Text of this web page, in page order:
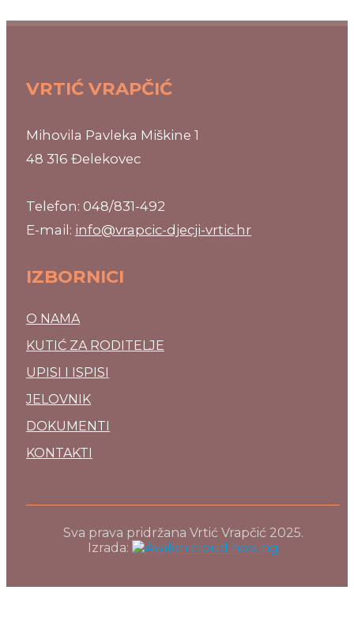
VRTIĆ VRAPČIĆ
Mihovila Pavleka Miškine 1
48 316 Đelekovec
Telefon: 048/831-492
E-mail: info@vrapcic-djecji-vrtic.hr
IZBORNICI
O NAMA
KUTIĆ ZA RODITELJE
UPISI I ISPISI
JELOVNIK
DOKUMENTI
KONTAKTI
Sva prava pridržana Vrtić Vrapčić 2025.
Izrada: